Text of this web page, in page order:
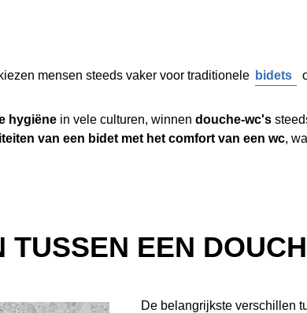
mensen steeds vaker voor traditionele bidets
hygiëne in vele culturen, winnen douche-wc's
van een bidet met het comfort van een wc,
EEN
De belangrijkste verschillen